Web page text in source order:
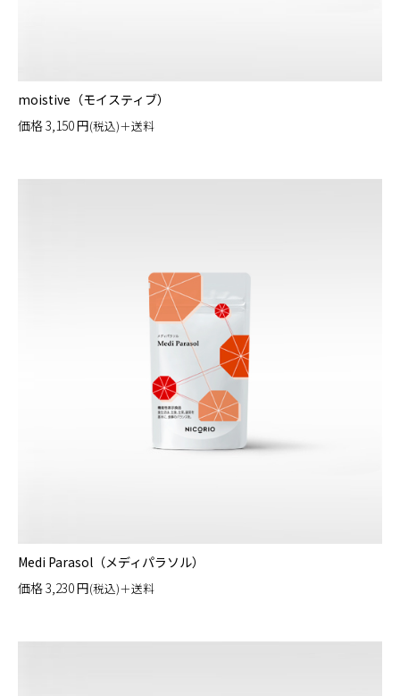
moistive（モイスティブ）
価格3,150円(税込)＋送料
Medi Parasol（メディパラソル）
価格3,230円(税込)＋送料